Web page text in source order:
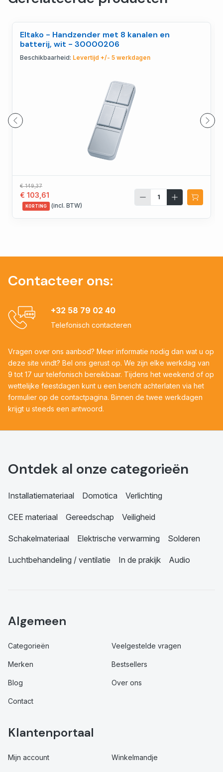
Eltako - Handzender met 8 kanalen en
batterij, wit - 30000206
Beschikbaarheid: Levertijd +/- 5 werkdagen
€ 149,37
€ 103,61
KORTING (incl. BTW)
Contacteer ons:
+32 58 79 02 40
Telefonisch contacteren
Vragen over ons aanbod? Meer informatie nodig dan wat u op
deze site vindt? Bel ons gerust op. We zijn elke werkdag van
9 tot 17 uur telefonisch bereikbaar. Tijdens het weekend of op
wettelijke feestdagen kunt u een bericht achterlaten via het
formulier op de contactpagina. Binnen de twee werkdagen
krijgt u steeds een antwoord.
Ontdek al onze categorieën
Installatiemateriaal Domotica Verlichting
CEE materiaal Gereedschap Veiligheid
Schakelmateriaal Elektrische verwarming Solderen
Luchtbehandeling / ventilatie In de prakijk Audio
Algemeen
Categorieën Veelgestelde vragen
Merken Bestsellers
Blog Over ons
Contact
Klantenportaal
Mijn account Winkelmandje